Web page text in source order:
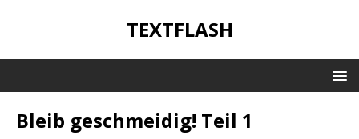
TEXTFLASH
Bleib geschmeidig! Teil 1